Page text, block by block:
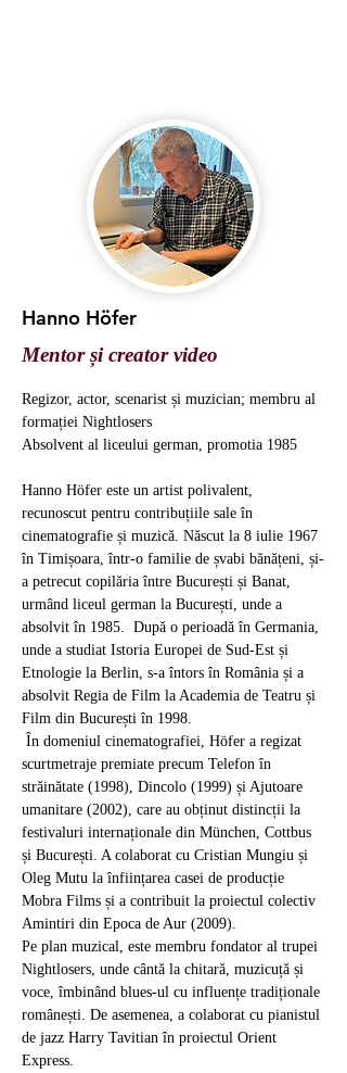
Hanno Höfer
Mentor și creator video
Regizor, actor, scenarist și muzician; membru al
formației Nightlosers
Absolvent al liceului german, promotia 1985
Hanno Höfer este un artist polivalent,
recunoscut pentru contribuțiile sale în
cinematografie și muzică. Născut la 8 iulie 1967
în Timișoara, într-o familie de șvabi bănățeni, și-
a petrecut copilăria între București și Banat,
urmând liceul german la București, unde a
absolvit în 1985.  După o perioadă în Germania,
unde a studiat Istoria Europei de Sud-Est și
Etnologie la Berlin, s-a întors în România și a
absolvit Regia de Film la Academia de Teatru și
Film din București în 1998.​
În domeniul cinematografiei, Höfer a regizat
scurtmetraje premiate precum Telefon în
străinătate (1998), Dincolo (1999) și Ajutoare
umanitare (2002), care au obținut distincții la
festivaluri internaționale din München, Cottbus
și București. A colaborat cu Cristian Mungiu și
Oleg Mutu la înființarea casei de producție
Mobra Films și a contribuit la proiectul colectiv
Amintiri din Epoca de Aur (2009).​
Pe plan muzical, este membru fondator al trupei
Nightlosers, unde cântă la chitară, muzicuță și
voce, îmbinând blues-ul cu influențe tradiționale
românești. De asemenea, a colaborat cu pianistul
de jazz Harry Tavitian în proiectul Orient
Express.​